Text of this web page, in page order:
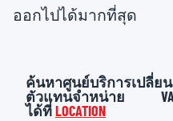
ออกไปได้มากที่สุด
ค้นหาศูนย์บริการเปลี่ย
ตัวแทนจำหน่าย
ได้ที่LOCATION